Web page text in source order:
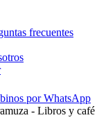
frecuentes
por WhatsApp
- Libros y café